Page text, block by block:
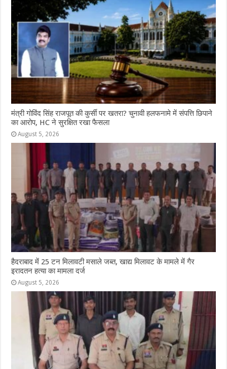
मंत्री गोविंद सिंह राजपूत की कुर्सी पर खतरा? चुनावी हलफनामे में संपत्ति छिपाने
का आरोप, HC ने सुरक्षित रखा फैसला
August 5, 2026
हैदराबाद में 25 टन मिलावटी मसाले जब्त, खाद्य मिलावट के मामले में गैर
इरादतन हत्या का मामला दर्ज
August 5, 2026